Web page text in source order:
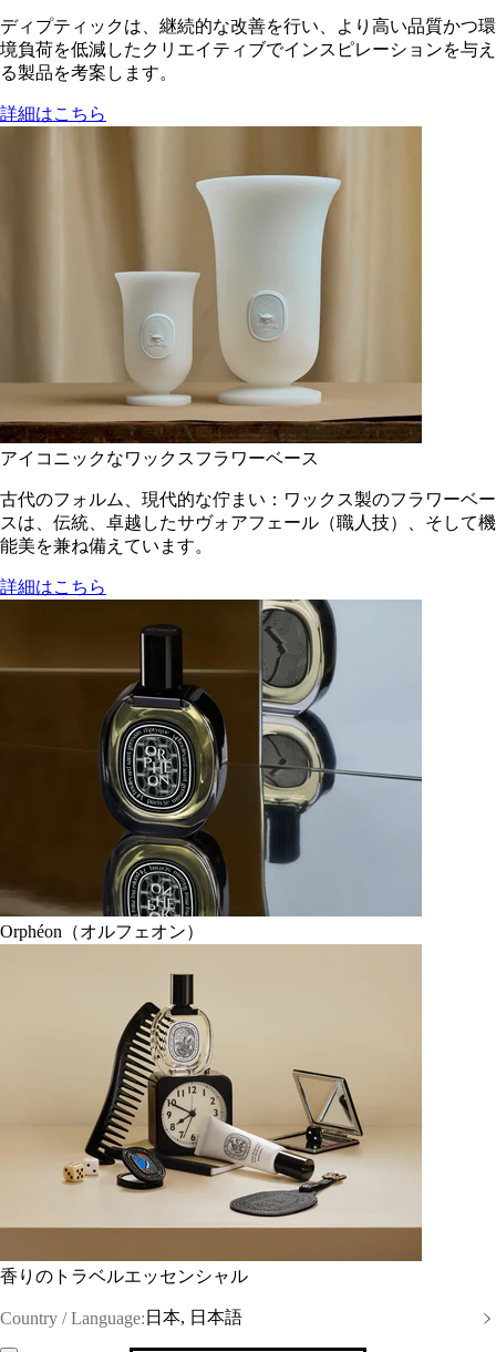
ディプティックは、継続的な改善を行い、より高い品質かつ環
境負荷を低減した​クリエイティブでインスピレーションを与え
る製品を考案します。
詳細はこちら
アイコニックなワックスフラワーベース
古代のフォルム、現代的な佇まい：ワックス製のフラワーベー
スは、伝統、卓越したサヴォアフェール（職人技）、そして機
能美を兼ね備えています。
詳細はこちら
Orphéon（オルフェオン）
香りのトラベルエッセンシャル
Country / Language: 日本, 日本語